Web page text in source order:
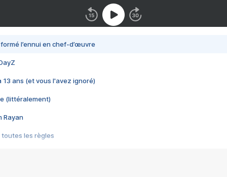
l’ennui en chef-d’œuvre
13 ans (et vous l'avez ignoré)
(littéralement)
Rayan
toutes les règles